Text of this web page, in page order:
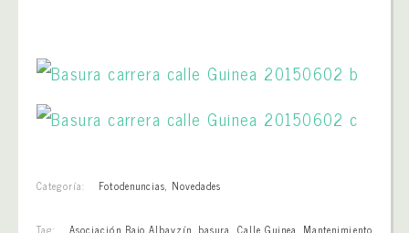
Categoría: Fotodenuncias, Novedades
Tag: Asociación Bajo Albayzín, basura, Calle Guinea, Mantenimiento